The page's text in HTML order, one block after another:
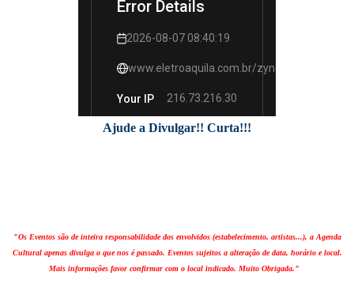
Ajude a Divulgar!! Curta!!!
"Os Eventos são de inteira responsabilidade dos envolvidos (estabelecimento, artistas...), a Agenda
Cultural apenas divulga o que nos é passado. Eventos sujeitos a alteração de data, horário e local.
Mais informações favor confirmar com o local indicado. Muito Obrigada."